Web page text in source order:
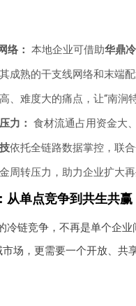
络： 本地企业可借助华鼎
成熟的干支线网络和末端
、难度大的痛点，让“南涧
力： 食材流通占用资金大
依托全链路数据掌控，联
周转压力，助力企业扩大再
从单点竞争到共生共赢
冷链竞争，不再是单个企业
场，更需要一个开放、共